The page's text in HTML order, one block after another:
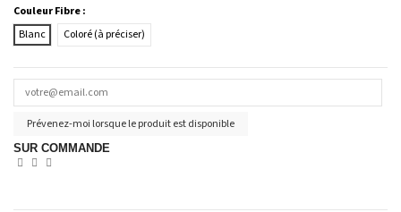
Couleur Fibre :
Blanc
Coloré (à préciser)
Prévenez-moi lorsque le produit est disponible
SUR COMMANDE